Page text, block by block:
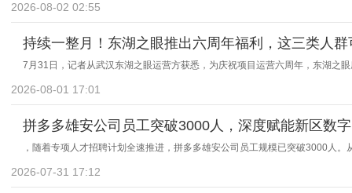
2026-08-02 02:55
持续一整月！东湖之眼推出六周年福利，这三类人群
7月31日，记者从武汉东湖之眼运营方获悉，为庆祝项目运营六周年，东湖之
2026-08-01 17:01
拼多多雄安公司员工突破3000人，深度赋能新区数字
，随着专项人才招聘计划全速推进，拼多多雄安公司员工规模已突破3000人
2026-07-31 17:12